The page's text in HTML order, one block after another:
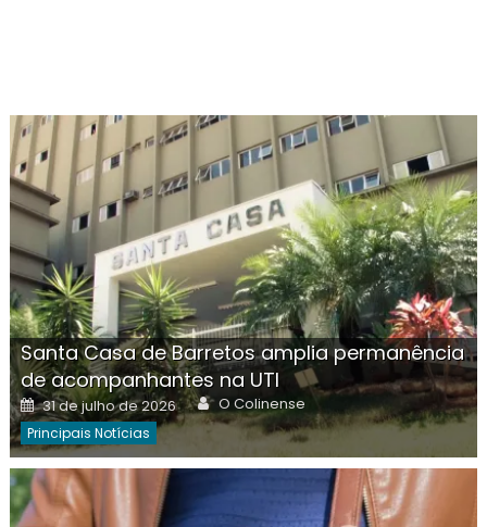
Santa Casa de Barretos amplia permanência
de acompanhantes na UTI
Posted
on
31 de julho de 2026 Author
O Colinense
Principais Notícias